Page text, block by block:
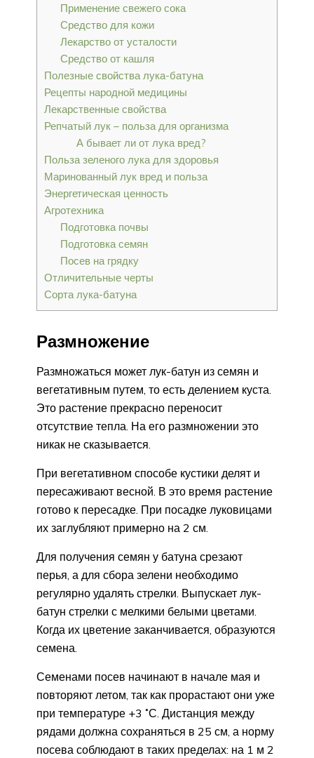
Применение свежего сока
Средство для кожи
Лекарство от усталости
Средство от кашля
Полезные свойства лука-батуна
Рецепты народной медицины
Лекарственные свойства
Репчатый лук – польза для организма
А бывает ли от лука вред?
Польза зеленого лука для здоровья
Маринованный лук вред и польза
Энергетическая ценность
Агротехника
Подготовка почвы
Подготовка семян
Посев на грядку
Отличительные черты
Сорта лука-батуна
Размножение
Размножаться может лук-батун из семян и
вегетативным путем, то есть делением куста.
Это растение прекрасно переносит
отсутствие тепла. На его размножении это
никак не сказывается.
При вегетативном способе кустики делят и
пересаживают весной. В это время растение
готово к пересадке. При посадке луковицами
их заглубляют примерно на 2 см.
Для получения семян у батуна срезают
перья, а для сбора зелени необходимо
регулярно удалять стрелки. Выпускает лук-
батун стрелки с мелкими белыми цветами.
Когда их цветение заканчивается, образуются
семена.
Семенами посев начинают в начале мая и
повторяют летом, так как прорастают они уже
при температуре +3 ˚С. Дистанция между
рядами должна сохраняться в 25 см, а норму
посева соблюдают в таких пределах: на 1 м 2